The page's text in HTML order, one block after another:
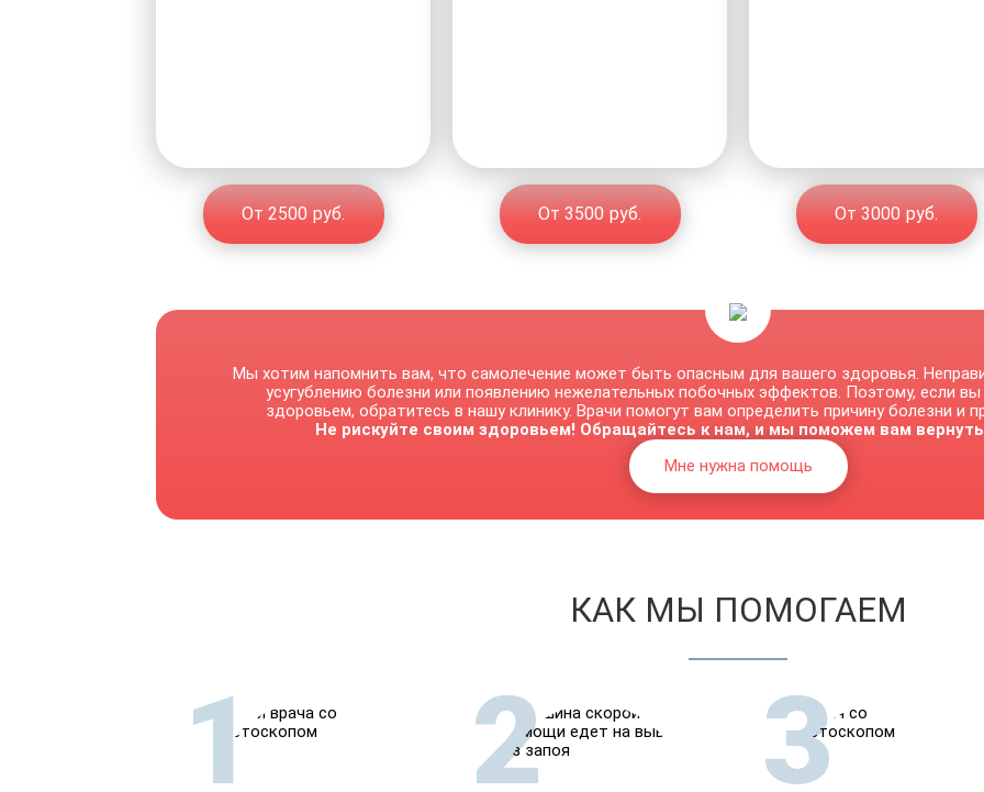
От 2500 руб. От 3500 руб. От 3000 руб.
Мы хотим напомнить вам, что самолечение может быть опасным для вашего здоровья.
усугублению болезни или появлению нежелательных побочных эффектов. Поэтому, если
здоровьем, обратитесь в нашу клинику. Врачи помогут вам определить причину болезни и
Не рискуйте своим здоровьем! Обращайтесь к нам, и мы поможем вам
Мне нужна помощь
КАК МЫ ПОМОГАЕМ
1 2 3